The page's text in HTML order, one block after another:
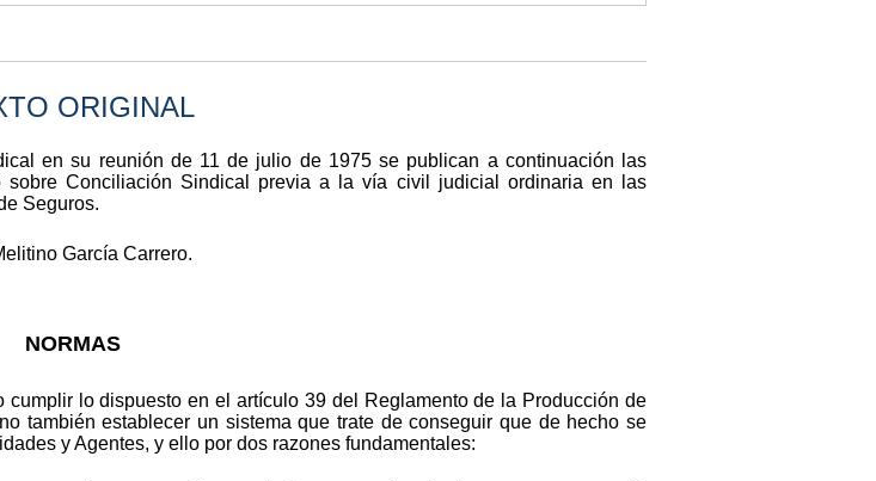
ORIGINAL
en su reunión de 11 de julio de 1975 se publican a continuación las
Conciliación Sindical previa a la vía civil judicial ordinaria en las
Seguros.
García Carrero.
NORMAS
lo dispuesto en el artículo 39 del Reglamento de la Producción de
también establecer un sistema que trate de conseguir que de hecho se
y Agentes, y ello por dos razones fundamentales: